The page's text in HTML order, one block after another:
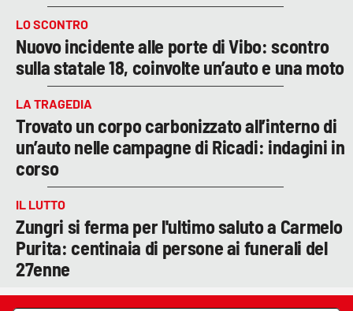
LO SCONTRO
Nuovo incidente alle porte di Vibo: scontro
sulla statale 18, coinvolte un’auto e una moto
LA TRAGEDIA
Trovato un corpo carbonizzato all’interno di
un’auto nelle campagne di Ricadi: indagini in
corso
IL LUTTO
Zungri si ferma per l'ultimo saluto a Carmelo
Purita: centinaia di persone ai funerali del
27enne